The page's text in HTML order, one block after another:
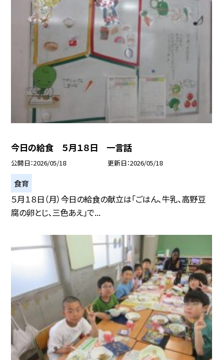
今日の給食 ５月１８日 一言話
公開日 2026/05/18 更新日 2026/05/18
食育
５月１８日（月）今日の給食の献立は「ごはん、牛乳、高野豆
腐の卵とじ、三色あえ」で...